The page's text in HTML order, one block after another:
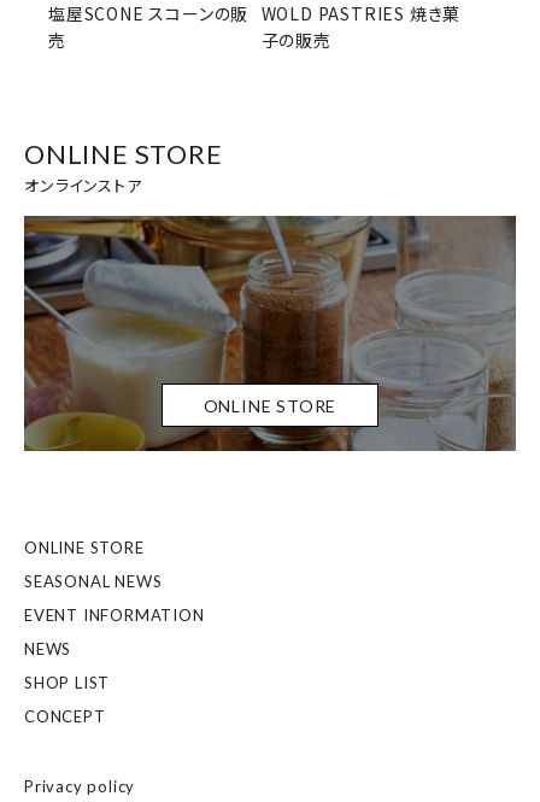
塩屋SCONE スコーンの販
売
WOLD PASTRIES 焼き菓
子の販売
ONLINE STORE
オンラインストア
ONLINE STORE
ONLINE STORE
SEASONAL NEWS
EVENT INFORMATION
NEWS
SHOP LIST
CONCEPT
Privacy policy